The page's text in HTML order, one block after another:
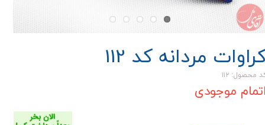
مردانه کد 112
محصول: ۱۱۲
موجودی